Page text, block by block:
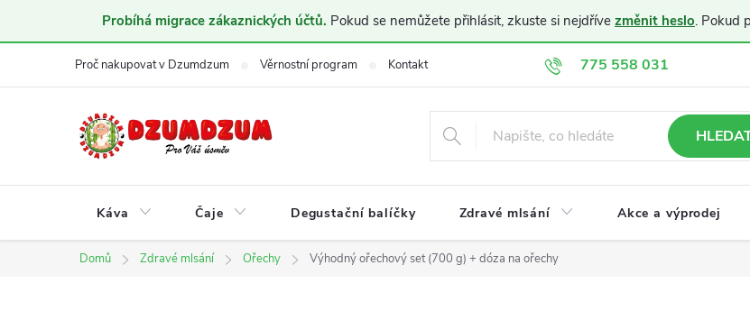
Probíhá migrace zákaznických účtů. Pokud se nemůžete přihlásit, zkuste si nejdříve změnit heslo. Pokud
775 558 031
Proč nakupovat v Dzumdzum Věrnostní program Kontakt Doprava a platba Obchodní podmínky
Káva Čaje Degustační balíčky Zdravé mlsání Akce a výprodej
Domů Zdravé mlsání Ořechy Výhodný ořechový set (700 g) + dóza na ořechy